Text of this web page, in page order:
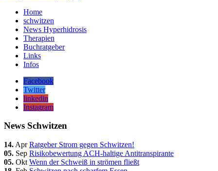
Home
schwitzen
News Hyperhidrosis
Therapien
Buchratgeber
Links
Infos
Facebook
Twitter
linkedin
Instagram
News Schwitzen
14. AprRatgeber Strom gegen Schwitzen!
05. Sep Risikobewertung ACH-haltige Antitranspirante
05. Okt Wenn der Schweiß in strömen fließt